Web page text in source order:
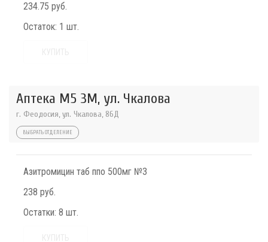
234.75 руб.
Остаток: 1 шт.
Аптека М5 3М, ул. Чкалова
г. Феодосия, ул. Чкалова, 86Д
ВЫБРАТЬ ОТДЕЛЕНИЕ
Азитромицин таб ппо 500мг №3
238 руб.
Остатки: 8 шт.